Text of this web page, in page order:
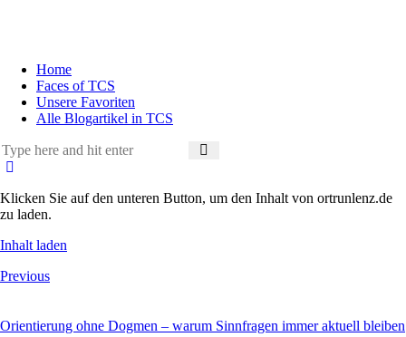
Home
Faces of TCS
Unsere Favoriten
Alle Blogartikel in TCS
Klicken Sie auf den unteren Button, um den Inhalt von ortrunlenz.de
zu laden.
Inhalt laden
Previous
Orientierung ohne Dogmen – warum Sinnfragen immer aktuell bleiben